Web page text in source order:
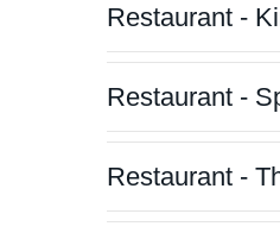
Restaurant -
Restaurant -
Restaurant -